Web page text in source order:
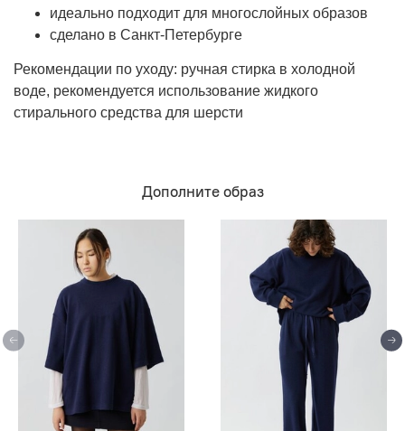
идеально подходит для многослойных образов
сделано в Санкт-Петербурге
Рекомендации по уходу: ручная стирка в холодной
воде, рекомендуется использование жидкого
стирального средства для шерсти
Дополните образ